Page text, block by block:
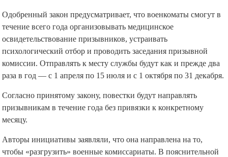
Одобренный закон предусматривает, что военкоматы смогут в
течение всего года организовывать медицинское
освидетельствование призывников, устраивать
психологический отбор и проводить заседания призывной
комиссии. Отправлять к месту службы будут как и прежде два
раза в год — с 1 апреля по 15 июля и с 1 октября по 31 декабря.
Согласно принятому закону, повестки будут направлять
призывникам в течение года без привязки к конкретному
месяцу.
Авторы инициативы заявляли, что она направлена на то,
чтобы «разгрузить» военные комиссариаты. В пояснительной